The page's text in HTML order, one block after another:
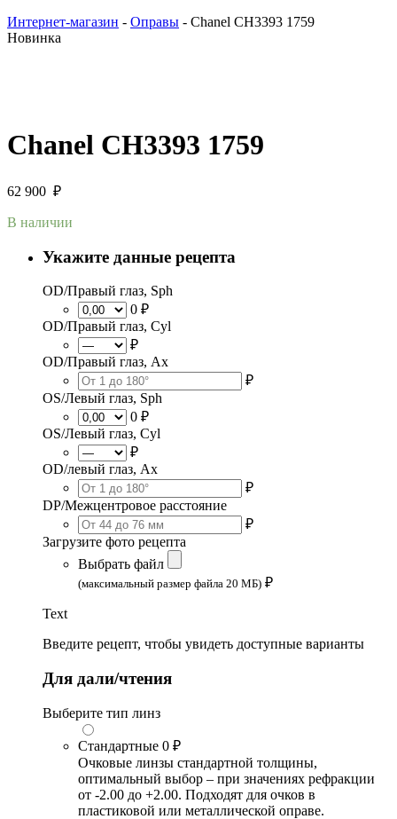
Интернет-магазин - Оправы - Chanel CH3393 1759
Новинка
Chanel CH3393 1759
62 900 ₽
В наличии
Укажите данные рецепта
OD/Правый глаз, Sph
0 ₽
OD/Правый глаз, Cyl
₽
OD/Правый глаз, Ax
₽
OS/Левый глаз, Sph
0 ₽
OS/Левый глаз, Cyl
₽
OD/левый глаз, Ax
₽
DP/Межцентровое расстояние
₽
Загрузите фото рецепта
Выбрать файл
(максимальный размер файла 20 МБ) ₽
Text
Введите рецепт, чтобы увидеть доступные варианты
Для дали/чтения
Выберите тип линз
Стандартные 0 ₽
Очковые линзы стандартной толщины,
оптимальный выбор – при значениях рефракции
от -2.00 до +2.00. Подходят для очков в
пластиковой или металлической оправе.